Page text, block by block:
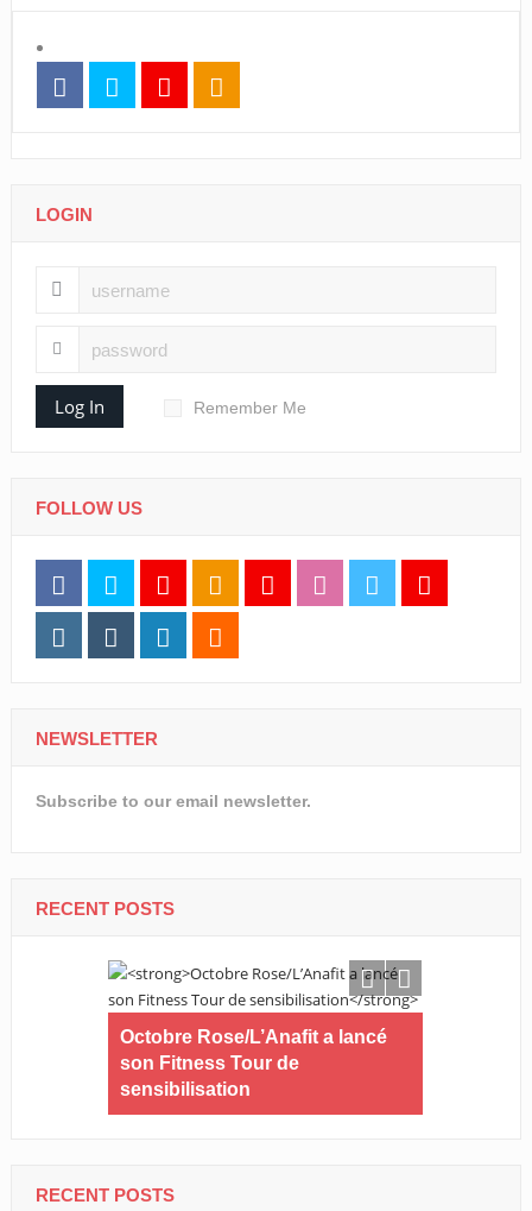
LOGIN
Log In Remember Me
FOLLOW US
NEWSLETTER
Subscribe to our email newsletter.
RECENT POSTS
Octobre Rose/L’Anafit a lancé
son Fitness Tour de
sensibilisation
RECENT POSTS